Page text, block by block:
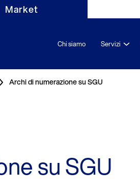
Market
Chi siamo Servizi
Archi di numerazione su SGU
su SGU